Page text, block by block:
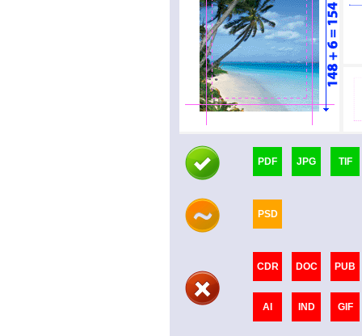
PDF JPG TIF
PSD
CDR DOC PUB
AI IND GIF